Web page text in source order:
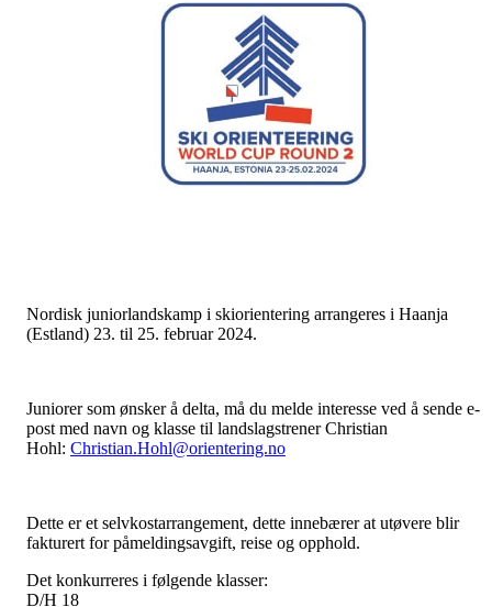
Nordisk juniorlandskamp i skiorientering arrangeres i Haanja
(Estland) 23. til 25. februar 2024.
Juniorer som ønsker å delta, må du melde interesse ved å sende e-
post med navn og klasse til landslagstrener Christian
Hohl: Christian.Hohl@orientering.no
Dette er et selvkostarrangement, dette innebærer at utøvere blir
fakturert for påmeldingsavgift, reise og opphold.
Det konkurreres i følgende klasser:
D/H 18